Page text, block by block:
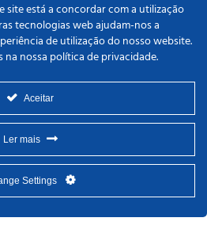
site está a concordar com a utilização
tecnologias web ajudam-nos a
de utilização do nosso website.
nossa política de privacidade.
Aceitar
Ler mais
Settings